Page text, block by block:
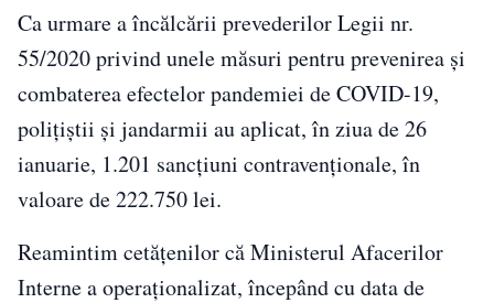
Ca urmare a încălcării prevederilor Legii nr.
55/2020 privind unele măsuri pentru prevenirea și
combaterea efectelor pandemiei de COVID-19,
polițiștii și jandarmii au aplicat, în ziua de 26
ianuarie, 1.201 sancțiuni contravenționale, în
valoare de 222.750 lei.
Reamintim cetățenilor că Ministerul Afacerilor
Interne a operaționalizat, începând cu data de